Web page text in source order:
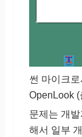
썬 마이크
OpenLook (
문제는 개
해서 일부